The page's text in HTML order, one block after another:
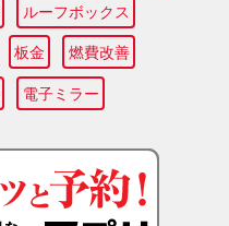
ルーフボックス
板金 燃費改善
電子ミラー